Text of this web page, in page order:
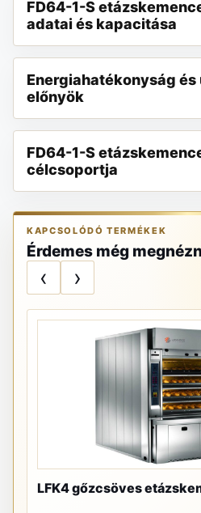
FD64-1-S
adatai és kapacitása
Energiahatékonyság
előnyök
FD64-1-S
célcsoportja
KAPCSOLÓDÓ TERMÉKEK
Érdemes még
‹ ›
LFK4 gőzcsöves